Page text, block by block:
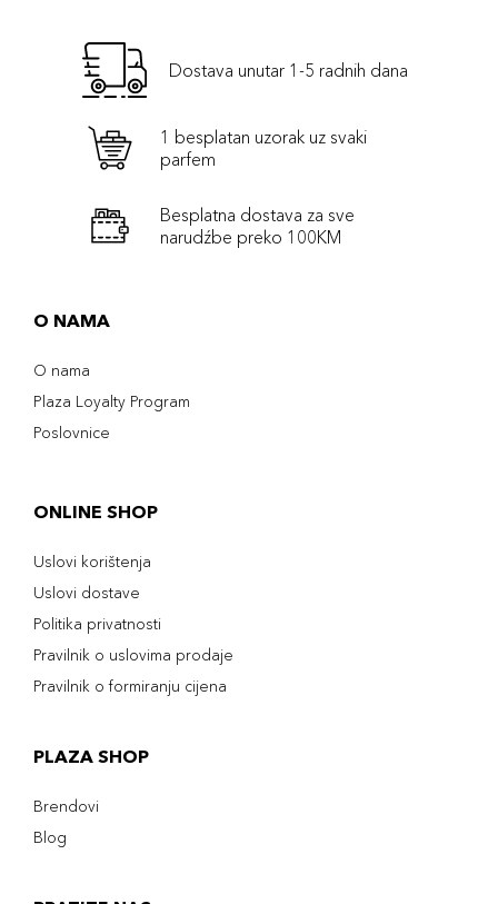
Dostava unutar 1-5 radnih dana
1 besplatan uzorak uz svaki
parfem
Besplatna dostava za sve
narudźbe preko 100KM
O NAMA
O nama
Plaza Loyalty Program
Poslovnice
ONLINE SHOP
Uslovi korištenja
Uslovi dostave
Politika privatnosti
Pravilnik o uslovima prodaje
Pravilnik o formiranju cijena
PLAZA SHOP
Brendovi
Blog